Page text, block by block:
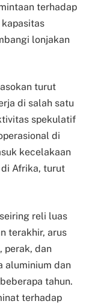
terhadap
lonjakan
turut
di salah satu
spekulatif
di
kecelakaan
Afrika, turut
reli luas
terakhir, arus
perak, dan
aluminium dan
tahun.
terhadap